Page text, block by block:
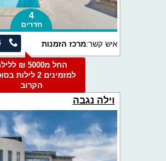
4
חדרים
איש קשר:מרכז הזמנות
החל מ5000 ₪
למזמינים 2
הקרוב
וילה נגבה